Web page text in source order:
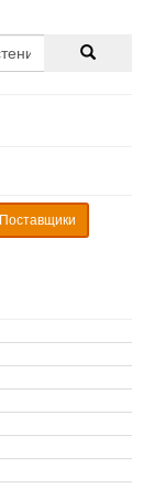
Поставщики